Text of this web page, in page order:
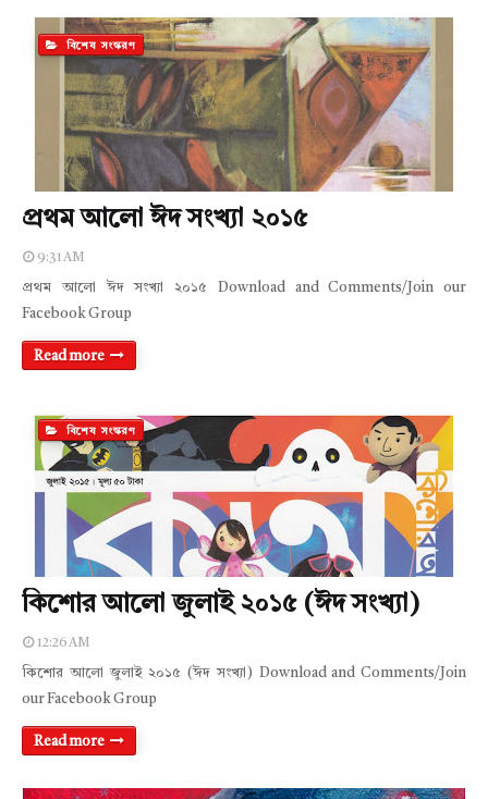
বিশেষ সংস্করণ
প্রথম আলো ঈদ সংখ্যা ২০১৫
9:31 AM
প্রথম আলো ঈদ সংখ্যা ২০১৫ Download and Comments/Join our
Facebook Group
Read more
বিশেষ সংস্করণ
কিশোর আলো জুলাই ২০১৫ (ঈদ সংখ্যা)
12:26 AM
কিশোর আলো জুলাই ২০১৫ (ঈদ সংখ্যা) Download and Comments/Join
our Facebook Group
Read more